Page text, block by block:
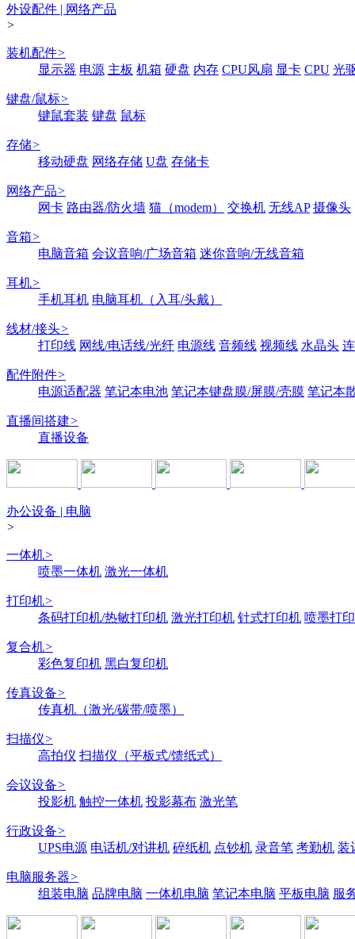
外设配件 | 网络产品
>
装机配件>
显示器 电源 主板 机箱 硬盘 内存 CPU风扇 显卡 CPU 光
键盘/鼠标>
键鼠套装 键盘 鼠标
存储>
移动硬盘 网络存储 U盘 存储卡
网络产品>
网卡 路由器/防火墙 猫（modem） 交换机 无线AP 摄像头
音箱>
电脑音箱 会议音响/广场音箱 迷你音响/无线音箱
耳机>
手机耳机 电脑耳机（入耳/头戴）
线材/接头>
打印线 网线/电话线/光纤 电源线 音频线 视频线 水晶头
配件附件>
电源适配器 笔记本电池 笔记本键盘膜/屏膜/壳膜 笔记本
直播间搭建>
直播设备
办公设备 | 电脑
>
一体机>
喷墨一体机 激光一体机
打印机>
条码打印机/热敏打印机 激光打印机 针式打印机 喷墨打
复合机>
彩色复印机 黑白复印机
传真设备>
传真机（激光/碳带/喷墨）
扫描仪>
高拍仪 扫描仪（平板式/馈纸式）
会议设备>
投影机 触控一体机 投影幕布 激光笔
行政设备>
UPS电源 电话机/对讲机 碎纸机 点钞机 录音笔 考勤机 装
电脑服务器>
组装电脑 品牌电脑 一体机电脑 笔记本电脑 平板电脑 服